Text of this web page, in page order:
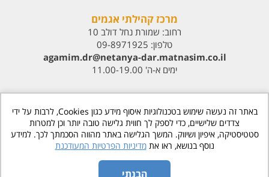
מרכז קהילתי אגמים
רחוב: שמורת נחל דולב 10
טלפון: 09-8971925
agamim.dr@netanya-dar.matnasim.co.il‏
ימים א-ה' 11.00-19.00
www.matnasdn.co.il
© כל הזכויות שמורות
הסדרי נגישות
מדיניות פרטיות
באתר זה נעשה שימוש בטכנולוגיות איסוף מידע כגון Cookies, לרבות על ידי
צדדים שלישיים, כדי לספק לך חווית גלישה טובה יותר וכן למטרות
סטטיסטיקה, איפיון ושיווק. המשך הגלישה באתר מהווה הסכמתך לכך. למידע
נוסף בנושא, ראו אתמדיניות הפרטיות המעודכנת
הבנתי